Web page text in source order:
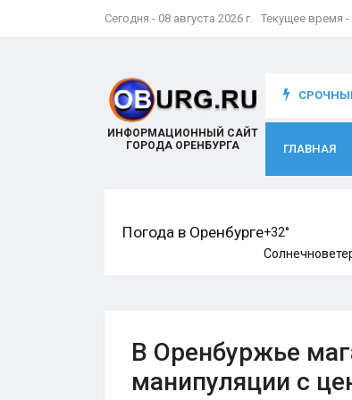
Сегодня - 08 августа 2026 г. Текущее время -
ИНФОРМАЦИОННЫЙ САЙТ
ГОРОДА ОРЕНБУРГА
происходит с игроком
ГЛАВНАЯ
Погода в Оренбурге+32°
Солнечно
В Оренбуржье
манипуляции с